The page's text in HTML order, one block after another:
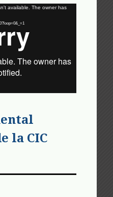
available. The owner has
la CIC